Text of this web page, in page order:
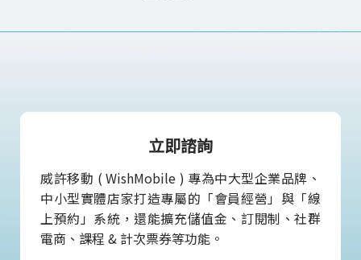
立即諮詢
威許移動 ( WishMobile ) 專為中大型企業品牌、
中小型實體店家打造專屬的「會員經營」與「線
上預約」系統，還能擴充儲值金、訂閱制、社群
電商、課程 & 計次票券等功能。